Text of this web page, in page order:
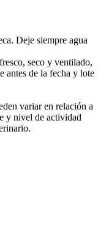
Deje siempre agua
seco y ventilado,
antes de la fecha y lote
variar en relación a
y nivel de actividad